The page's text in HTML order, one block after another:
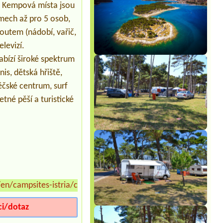
Termín od 2026-08-24 |Camping
Marko *
1 Tent 2 personen
místa jsou
až pro 5 osob,
(nádobí, vařič,
široké spektrum
dětská hřiště,
centrum, surf
pěší a turistické
campsites-istria/camping-arena-medulin »
dotaz